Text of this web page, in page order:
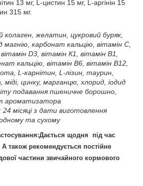
13 мг, L-цистин 15 мг, L-аргінін 15
315 мг.
колаген, желатин, цукровий буряк,
магнію, карбонат кальцію, вітамін С,
D3, вітамін К1, вітамін B1,
кальцію, вітамін В6, вітамін В12,
L-карнітин, L-лізин, таурин,
міді, цинку, марганцю, хлорид, іодид
подавання пшеничне борошно,
ароматизатора
місяці з дати виготовлення
та сухому
Дається щодня під час
А також рекомендується постійне
частини звичайного кормового